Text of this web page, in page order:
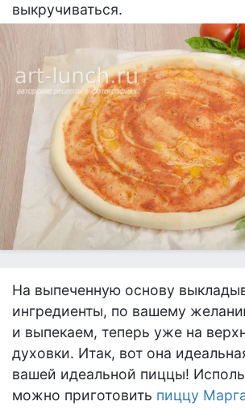
выкручиваться.
На выпеченную основу
ингредиенты, по вашему
и выпекаем, теперь уже на
духовки. Итак, вот она
вашей идеальной пиццы!
можно приготовить пиццу